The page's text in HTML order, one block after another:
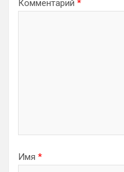
Комментарий *
Имя *